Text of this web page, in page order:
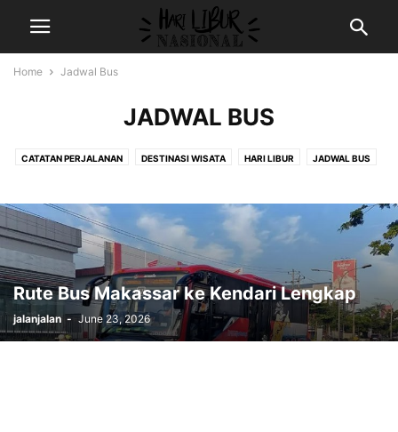
Home Jadwal Bus
JADWAL BUS
CATATAN PERJALANAN DESTINASI WISATA HARI LIBUR JADWAL BUS
WISATA FAUNA WISATA RELIGI
Rute Bus Makassar ke Kendari Lengkap
jalanjalan - June 23, 2026